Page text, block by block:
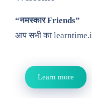
“नमस्कार Friends”
आप सभी का
Learn more